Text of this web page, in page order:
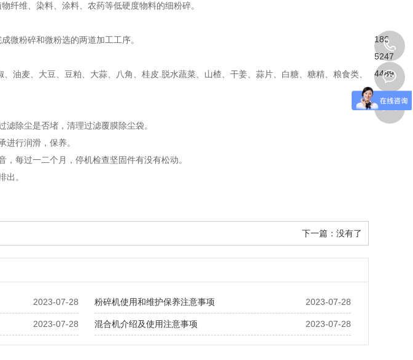
纤维、染料、涂料、农药等低硬度物料的细粉碎。
微粉碎和微粉选的两道加工工序。
油麦、大豆、豆粕、大蒜、八角、桂皮.脱水蔬菜、山楂、干姜、蒜片、白糖、糖精、粮食类、
滤除尘是否堵，清理过滤覆膜除尘袋。
进行润滑，保养。
，每过一二个月，停机检查坚固件有没有松动。
出。
下一篇：没有了
2023-07-28 2023-07-28
粉碎机使用和维护保养注意事项
2023-07-28 2023-07-28
混合机介绍及使用注意事项
186
5247
4489